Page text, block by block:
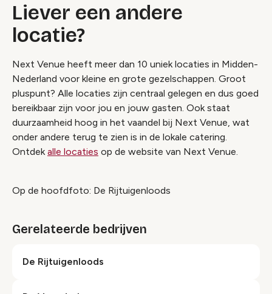
Liever een andere
locatie?
Next Venue heeft meer dan 10 uniek locaties in Midden-
Nederland voor kleine en grote gezelschappen. Groot
pluspunt? Alle locaties zijn centraal gelegen en dus goed
bereikbaar zijn voor jou en jouw gasten. Ook staat
duurzaamheid hoog in het vaandel bij Next Venue, wat
onder andere terug te zien is in de lokale catering.
Ontdekalle locaties op de website van Next Venue.
Op de hoofdfoto: De Rijtuigenloods
Gerelateerde bedrijven
De Rijtuigenloods